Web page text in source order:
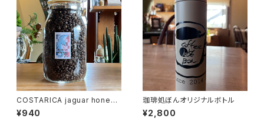
COSTARICA jaguar honey 1
00g
¥940
珈琲処ぼんオリジナルボトル
¥2,800